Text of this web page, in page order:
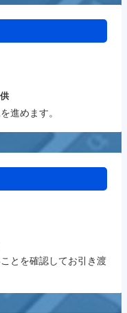
進めます。
とを確認してお引き渡